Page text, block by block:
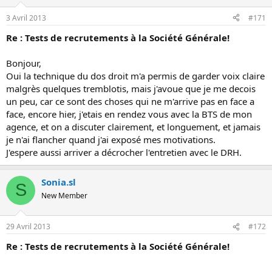
3 Avril 2013 #171
Re : Tests de recrutements à la Société Générale!
Bonjour,
Oui la technique du dos droit m'a permis de garder voix claire
malgrès quelques tremblotis, mais j'avoue que je me decois
un peu, car ce sont des choses qui ne m'arrive pas en face a
face, encore hier, j'etais en rendez vous avec la BTS de mon
agence, et on a discuter clairement, et longuement, et jamais
je n'ai flancher quand j'ai exposé mes motivations.
J'espere aussi arriver a décrocher l'entretien avec le DRH.
S Sonia.sl
New Member
29 Avril 2013 #172
Re : Tests de recrutements à la Société Générale!